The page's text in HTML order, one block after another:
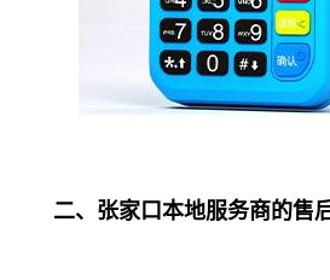
二、张家口本地服务商的售